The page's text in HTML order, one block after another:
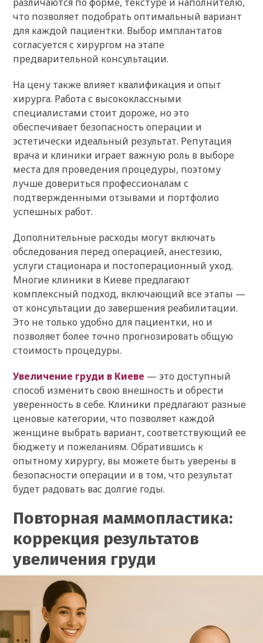
что позволяет подобрать оптимальный вариант
для каждой пациентки. Выбор имплантатов
согласуется с хирургом на этапе
предварительной консультации.
На цену также влияет квалификация и опыт
хирурга. Работа с высококлассными
специалистами стоит дороже, но это
обеспечивает безопасность операции и
эстетически идеальный результат. Репутация
врача и клиники играет важную роль в выборе
места для проведения процедуры, поэтому
лучше довериться профессионалам с
подтвержденными отзывами и портфолио
успешных работ.
Дополнительные расходы могут включать
обследования перед операцией, анестезию,
услуги стационара и постоперационный уход.
Многие клиники в Киеве предлагают
комплексный подход, включающий все этапы —
от консультации до завершения реабилитации.
Это не только удобно для пациентки, но и
позволяет более точно прогнозировать общую
стоимость процедуры.
Увеличение груди в Киеве — это доступный
способ изменить свою внешность и обрести
уверенность в себе. Клиники предлагают разные
ценовые категории, что позволяет каждой
женщине выбрать вариант, соответствующий ее
бюджету и пожеланиям. Обратившись к
опытному хирургу, вы можете быть уверены в
безопасности операции и в том, что результат
будет радовать вас долгие годы.
Повторная маммопластика:
коррекция результатов
увеличения груди